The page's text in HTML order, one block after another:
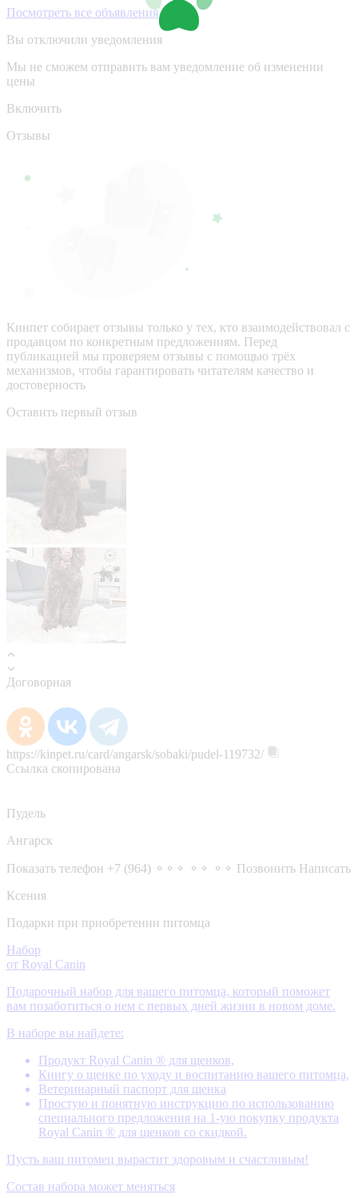
Посмотреть все объявления
Вы отключили уведомления
Мы не сможем отправить вам уведомление об изменении
цены
Включить
Отзывы
Кинпет собирает отзывы только у тех, кто взаимодействовал с
продавцом по конкретным предложениям. Перед
публикацией мы проверяем отзывы с помощью трёх
механизмов, чтобы гарантировать читателям качество и
достоверность
Оставить первый отзыв
Договорная
https://kinpet.ru/card/angarsk/sobaki/pudel-119732/
Ссылка скопирована
Пудель
Ангарск
Показать телефон +7 (964) ⚬⚬⚬ ⚬⚬ ⚬⚬ Позвонить Написать
Ксения
Подарки при приобретении питомца
Набор
от Royal Canin
Подарочный набор для вашего питомца, который поможет
вам позаботиться о нем с первых дней жизни в новом доме.
В наборе вы найдете:
Продукт Royal Canin ® для щенков,
Книгу о щенке по уходу и воспитанию вашего питомца,
Ветеринарный паспорт для щенка
Простую и понятную инструкцию по использованию
специального предложения на 1-ую покупку продукта
Royal Canin ® для щенков со скидкой.
Пусть ваш питомец вырастит здоровым и счастливым!
Состав набора может меняться